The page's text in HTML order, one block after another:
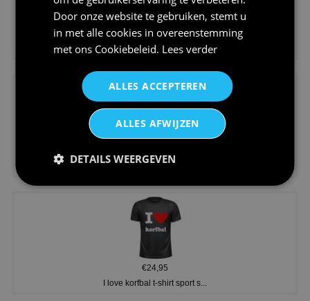
€24,95
Koningsdag shirt heren v-hals ...
V-hals shirt rood wit blauw st...
€24,95
I love korfbal t-shirt sport s...
Door onze website te gebruiken, stemt u
in met alle cookies in overeenstemming
met ons Cookiebeleid. Lees verder
ALLES ACCEPTEREN
ALLES AFWIJZEN
DETAILS WEERGEVEN